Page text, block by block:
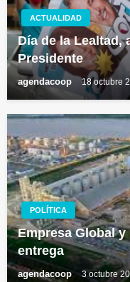
ACTUALIDAD
Día de la Lealtad,
Presidente
agendacoop 18 octubre
POLÍTICA
Empresa Global
entrega
agendacoop 3 octubre